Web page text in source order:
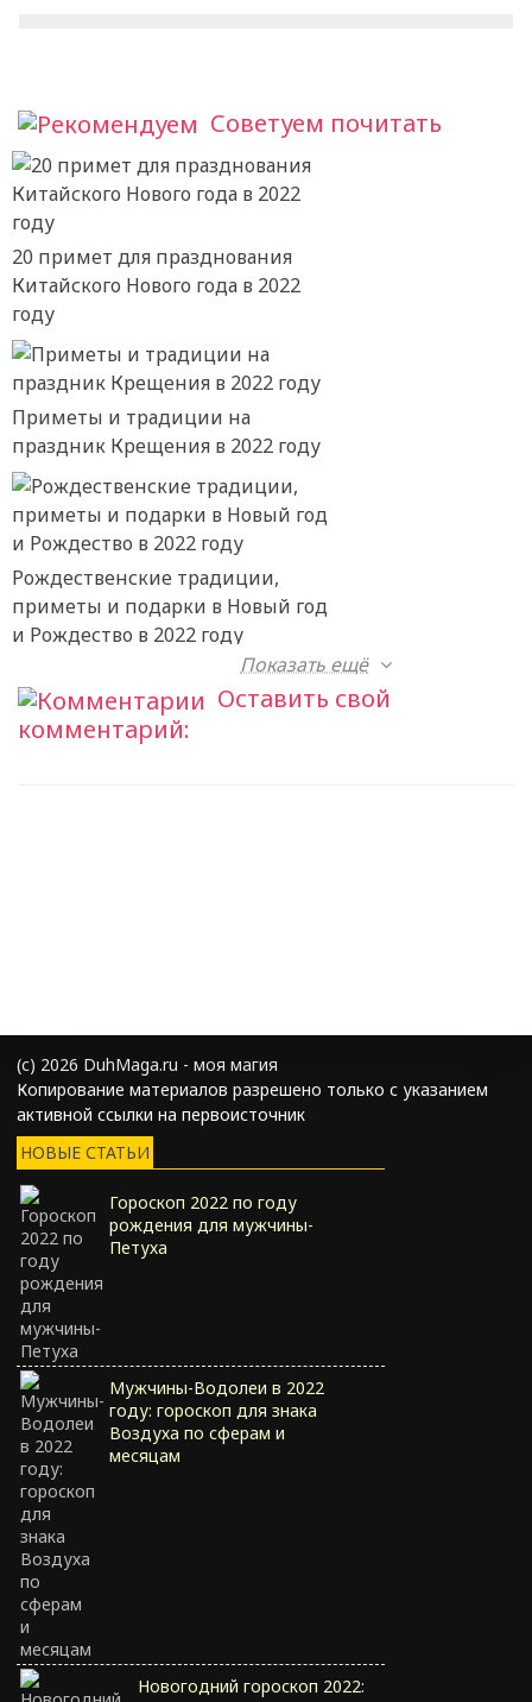
Советуем почитать
20 примет для празднования
Китайского Нового года в 2022
году
Приметы и традиции на
праздник Крещения в 2022 году
Рождественские традиции,
приметы и подарки в Новый год
и Рождество в 2022 году
Показать ещё
Оставить свой
комментарий:
(с) 2026 DuhMaga.ru - моя магия
Копирование материалов разрешено только с указанием
активной ссылки на первоисточник
НОВЫЕ СТАТЬИ
Гороскоп 2022 по году
рождения для мужчины-
Петуха
Мужчины-Водолеи в 2022
году: гороскоп для знака
Воздуха по сферам и
месяцам
Новогодний гороскоп 2022: